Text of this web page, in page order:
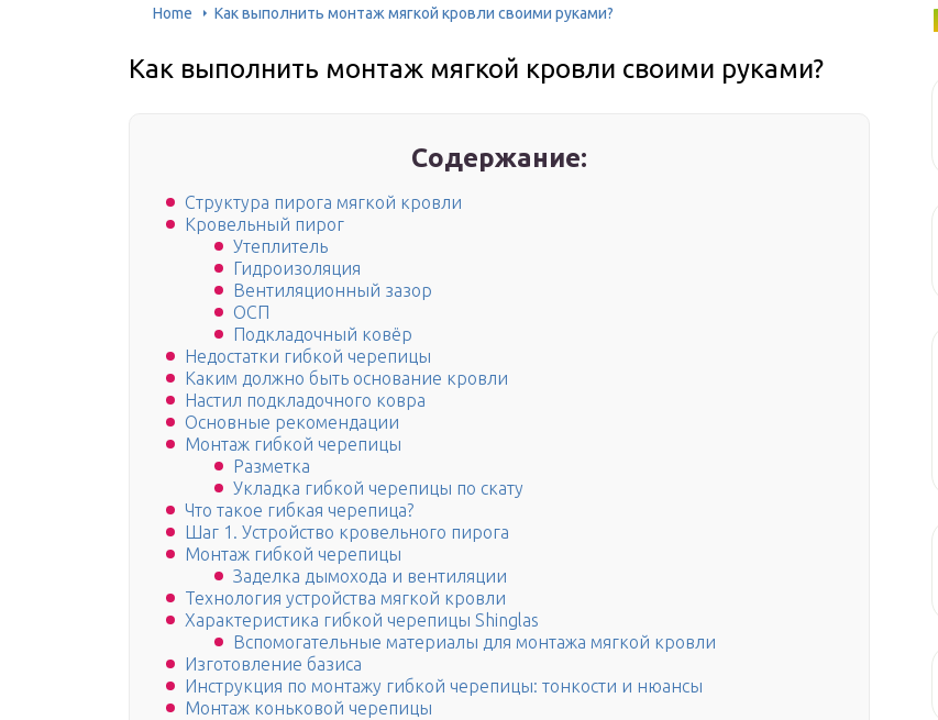
Home Как выполнить монтаж мягкой кровли своими руками?
Как выполнить монтаж мягкой кровли своими руками?
Содержание:
Структура пирога мягкой кровли
Кровельный пирог
Утеплитель
Гидроизоляция
Вентиляционный зазор
ОСП
Подкладочный ковёр
Недостатки гибкой черепицы
Каким должно быть основание кровли
Настил подкладочного ковра
Основные рекомендации
Монтаж гибкой черепицы
Разметка
Укладка гибкой черепицы по скату
Что такое гибкая черепица?
Шаг 1. Устройство кровельного пирога
Монтаж гибкой черепицы
Заделка дымохода и вентиляции
Технология устройства мягкой кровли
Характеристика гибкой черепицы Shinglas
Вспомогательные материалы для монтажа мягкой кровли
Изготовление базиса
Инструкция по монтажу гибкой черепицы: тонкости и нюансы
Монтаж коньковой черепицы